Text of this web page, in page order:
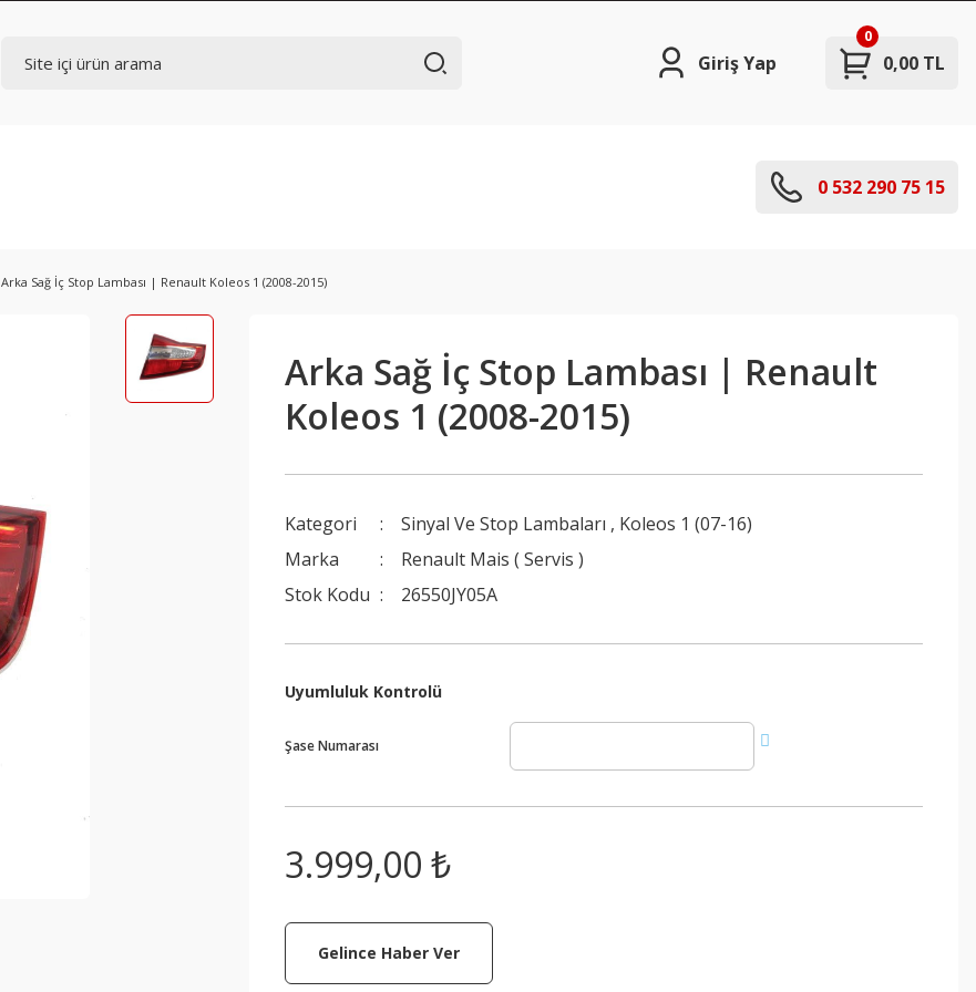
Giriş Yap 0,00 TL
0
0 532 290 75 15
Arka Sağ İç Stop Lambası | Renault Koleos 1 (2008-2015)
Arka Sağ İç Stop Lambası | Renault
Koleos 1 (2008-2015)
Kategori Sinyal Ve Stop Lambaları , Koleos 1 (07-16)
Marka
Renault Mais ( Servis )
Stok Kodu
26550JY05A
Uyumluluk Kontrolü
Şase Numarası
3.999,00 ₺
Gelince Haber Ver